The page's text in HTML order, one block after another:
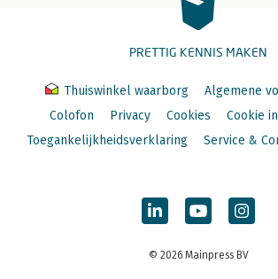
PRETTIG KENNIS MAKEN
Thuiswinkel waarborg
Algemene
Colofon
Privacy Cookies
Cookie
Toegankelijkheidsverklaring
Service &
© 2026 Mainpress BV